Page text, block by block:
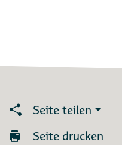
Seite teilen
Seite drucken